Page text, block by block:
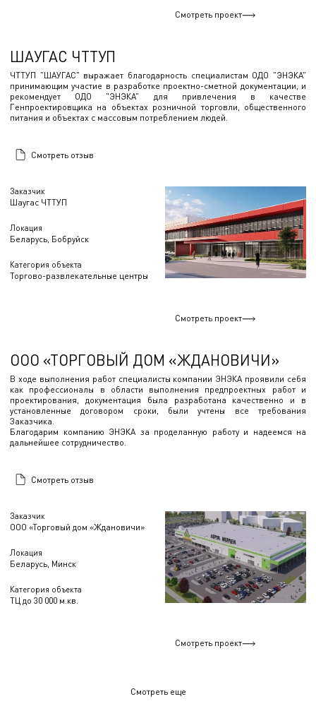
Смотреть проект
Заказчик
Шаугас ЧТТУП
Локация
Беларусь, Бобруйск
Категория объекта
Торгово-развлекательные центры
ШАУГАС ЧТТУП
ЧТТУП "ШАУГАС" выражает благодарность специалистам ОДО "ЭНЭКА"
принимающим участие в разработке проектно-сметной документации, и
рекомендует ОДО "ЭНЭКА" для привлечения в качестве
Генпроектировщика на объектах розничной торговли, общественного
питания и объектах с массовым потреблением людей.
Смотреть отзыв
Смотреть проект
Заказчик
ООО «Торговый дом «Ждановичи»
Локация
Беларусь, Минск
Категория объекта
ТЦ до 30 000 м.кв.
ООО «ТОРГОВЫЙ ДОМ «ЖДАНОВИЧИ»
В ходе выполнения работ специалисты компании ЭНЭКА проявили себя
как профессионалы в области выполнения предпроектных работ и
проектирования, документация была разработана качественно и в
установленные договором сроки, были учтены все требования
Заказчика.
Благодарим компанию ЭНЭКА за проделанную работу и надеемся на
дальнейшее сотрудничество.
Смотреть отзыв
Смотреть проект
Смотреть еще